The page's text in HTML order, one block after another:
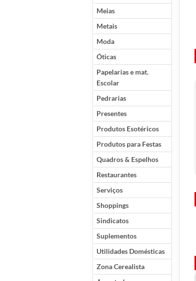
Meias
Metais
Moda
Óticas
Papelarias e mat.
Escolar
Pedrarias
Presentes
Produtos Esotéricos
Produtos para Festas
Quadros & Espelhos
Restaurantes
Serviços
Shoppings
Sindicatos
Suplementos
Utilidades Domésticas
Zona Cerealista